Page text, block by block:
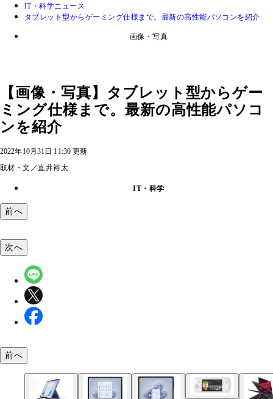
IT・科学ニュース
タブレット型からゲーミング仕様まで。最新の高性能パソコンを紹介
画像・写真
【画像・写真】タブレット型からゲー
ミング仕様まで。最新の高性能パソコ
ンを紹介
2022年10月31日 11:30 更新
取材・文／直井裕太
IT・科学
前へ
AYANEO AIR リンクスインターナショナル／実
12万3900円（512GBモデル）
次へ
前へ